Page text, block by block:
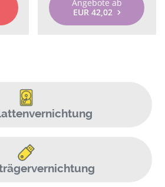
Angebote ab
EUR 42,02